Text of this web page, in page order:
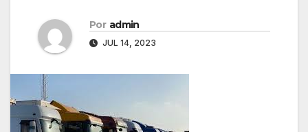
Por admin
JUL 14, 2023